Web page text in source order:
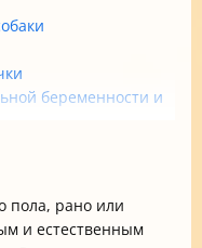
беременности и
пола, рано или
и естественным